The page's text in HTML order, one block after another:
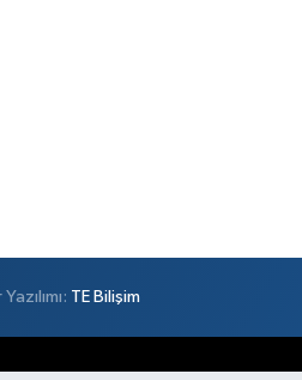
TE Bilişim